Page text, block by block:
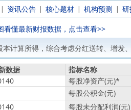
| 资讯公告 | 核心题材 | 机构预测 |
看懂最新财报数据，点击查看>>
本计算所得，综合考虑分红送转、增发
数据
指标名称
每股净资产(元)*
每股公积金(元)
每股未分配利润(元)